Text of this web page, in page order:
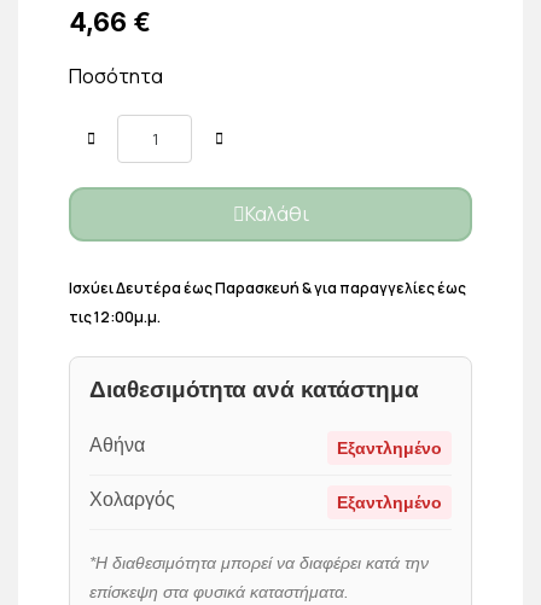
4,66 €
Ποσότητα
Καλάθι
Ισχύει Δευτέρα έως Παρασκευή & για παραγγελίες έως
τις 12:00μ.μ.
Διαθεσιμότητα ανά κατάστημα
Αθήνα Εξαντλημένο
Χολαργός Εξαντλημένο
*Η διαθεσιμότητα μπορεί να διαφέρει κατά την
επίσκεψη στα φυσικά καταστήματα.